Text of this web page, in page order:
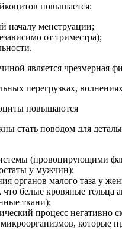
повышается:
началу менструации;
от триместра);
является чрезмерная
перегрузках,
повышаются
стать поводом для
(провоцирующими
у мужчин);
органов малого таза у
что белые кровяные
ткани);
процесс негативно
которые